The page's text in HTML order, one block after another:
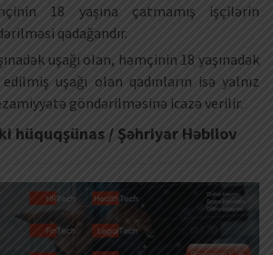
18 yaşına çatmamış işçilərin
qadağandır.
uşağı olan, həmçinin 18 yaşınadək
uşağı olan qadınların isə yalnız
ezamiyyətə göndərilməsinə icazə verilir.
hüquqşünas / Şəhriyar Həbilov